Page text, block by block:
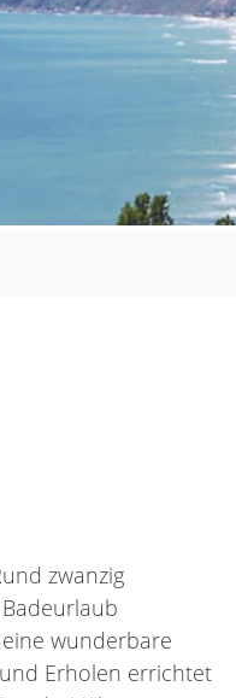
zwanzig
wunderbare
Erholen errichtet